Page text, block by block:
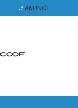
ANUNCIE